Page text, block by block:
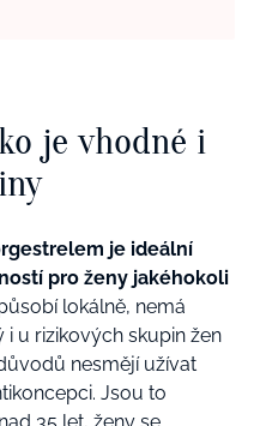
je vhodné i
je ideální
pro ženy jakéhokoli
lokálně, nemá
u rizikových skupin žen
nesmějí užívat
Jsou to